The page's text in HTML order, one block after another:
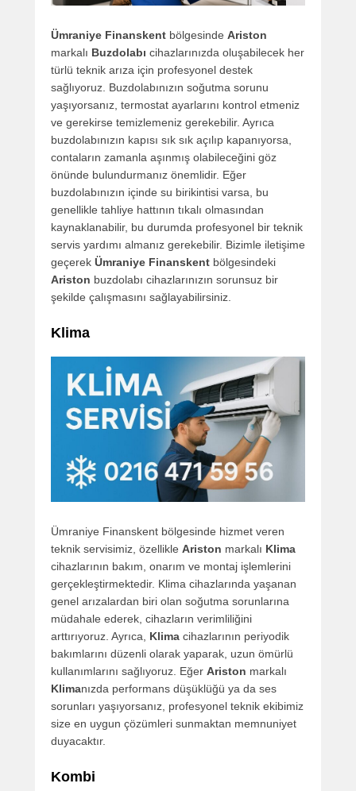
Ümraniye Finanskent bölgesinde Ariston
markalı Buzdolabı cihazlarınızda oluşabilecek her
türlü teknik arıza için profesyonel destek
sağlıyoruz. Buzdolabınızın soğutma sorunu
yaşıyorsanız, termostat ayarlarını kontrol etmeniz
ve gerekirse temizlemeniz gerekebilir. Ayrıca
buzdolabınızın kapısı sık sık açılıp kapanıyorsa,
contaların zamanla aşınmış olabileceğini göz
önünde bulundurmanız önemlidir. Eğer
buzdolabınızın içinde su birikintisi varsa, bu
genellikle tahliye hattının tıkalı olmasından
kaynaklanabilir, bu durumda profesyonel bir teknik
servis yardımı almanız gerekebilir. Bizimle iletişime
geçerek Ümraniye Finanskent bölgesindeki
Ariston buzdolabı cihazlarınızın sorunsuz bir
şekilde çalışmasını sağlayabilirsiniz.
Klima
Ümraniye Finanskent bölgesinde hizmet veren
teknik servisimiz, özellikle Ariston markalı Klima
cihazlarının bakım, onarım ve montaj işlemlerini
gerçekleştirmektedir. Klima cihazlarında yaşanan
genel arızalardan biri olan soğutma sorunlarına
müdahale ederek, cihazların verimliliğini
arttırıyoruz. Ayrıca, Klima cihazlarının periyodik
bakımlarını düzenli olarak yaparak, uzun ömürlü
kullanımlarını sağlıyoruz. Eğer Ariston markalı
Klimanızda performans düşüklüğü ya da ses
sorunları yaşıyorsanız, profesyonel teknik ekibimiz
size en uygun çözümleri sunmaktan memnuniyet
duyacaktır.
Kombi